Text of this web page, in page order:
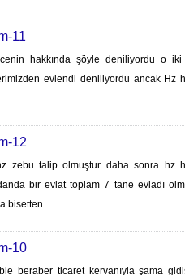
11
hakkında şöyle deniliyordu o iki
evlendi deniliyordu ancak Hz
12
zebu talip olmuştur daha sonra hz
bir evlat toplam 7 tane evladı
bisetten...
10
beraber ticaret kervanıyla şama